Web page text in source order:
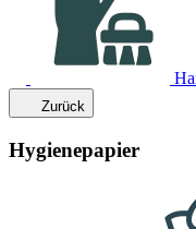
Zurück
Hygienepapier